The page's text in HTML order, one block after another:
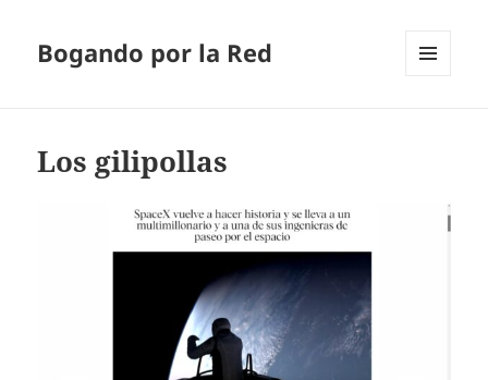
Bogando por la Red
Los gilipollas